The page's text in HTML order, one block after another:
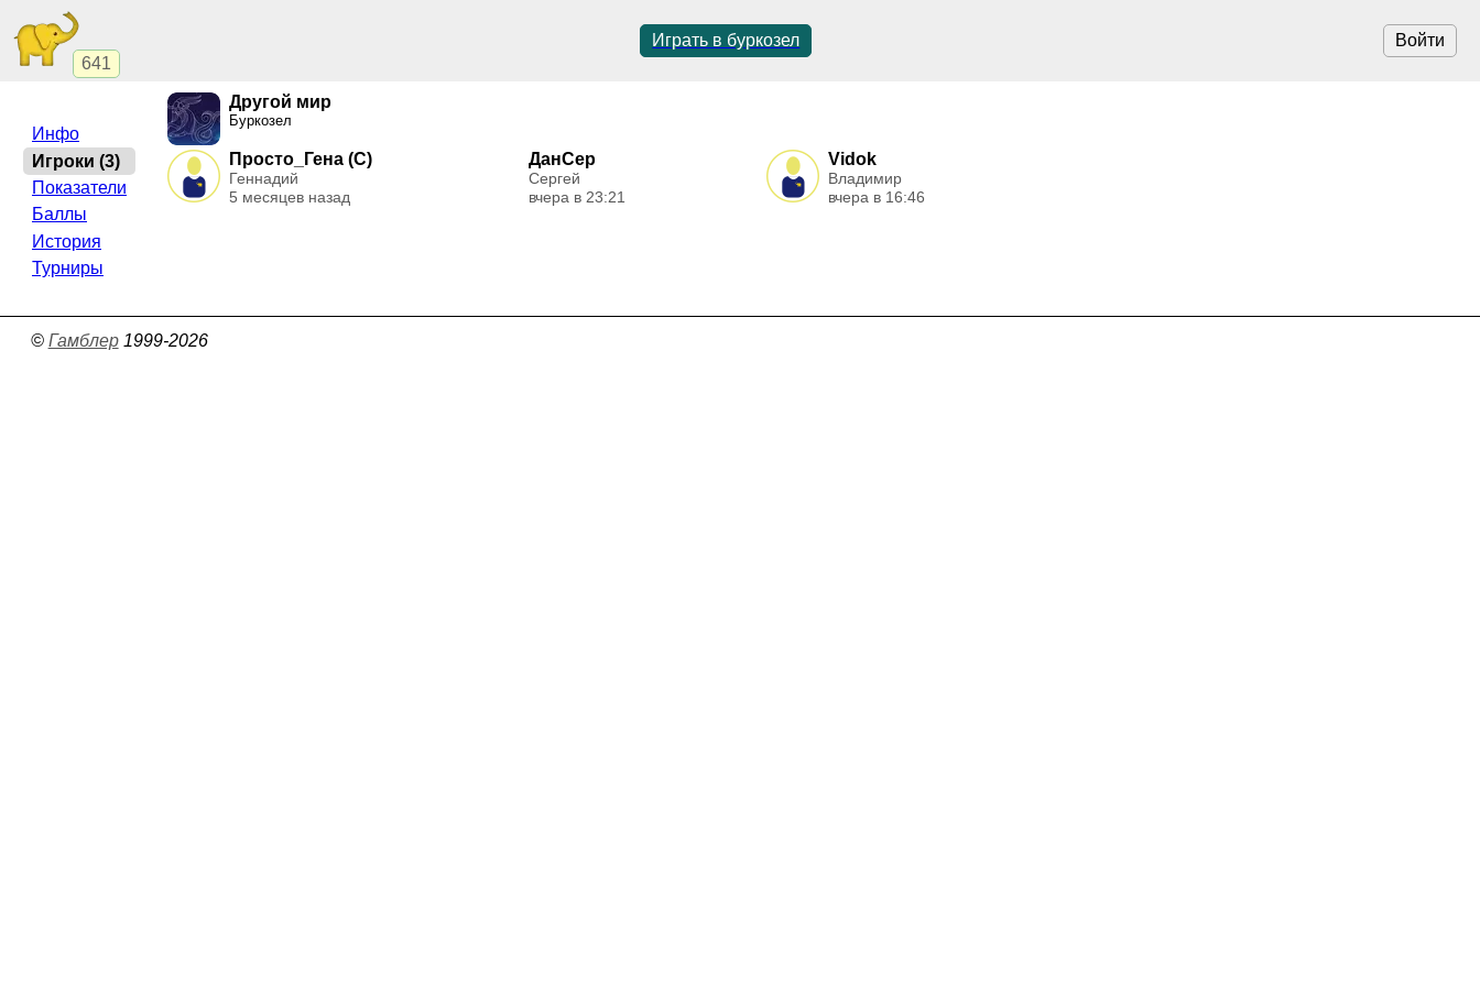
641
Войти
Играть в буркозел
Другой мир
Буркозел
Просто_Гена (C)
Геннадий
5 месяцев назад
ДанСер
Сергей
вчера в 23:21
Vidok
Владимир
вчера в 16:46
Инфо
Игроки (3)
Показатели
Баллы
История
Турниры
© Гамблер1999-2026